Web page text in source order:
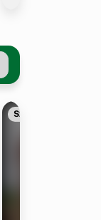
Szálláshely